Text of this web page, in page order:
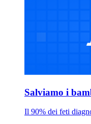
Salviamo i
Il 90% dei feti